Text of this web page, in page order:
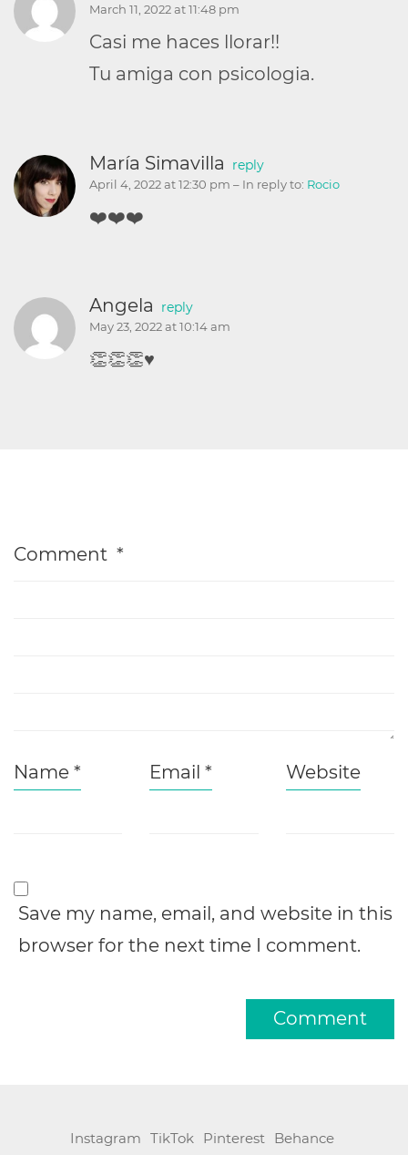
March 11, 2022 at 11:48 pm
Casi me haces llorar!!
Tu amiga con psicologia.
María Simavilla reply
April 4, 2022 at 12:30 pm – In reply to: Rocio
❤️❤️❤️
Angela reply
May 23, 2022 at 10:14 am
👏👏👏♥
Comment *
Name * Email * Website
Save my name, email, and website in this
browser for the next time I comment.
Instagram TikTok Pinterest Behance